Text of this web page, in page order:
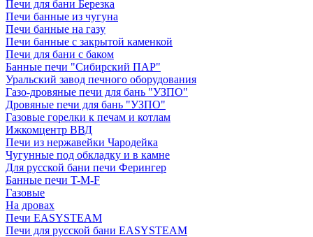
Печи для бани Березка
Печи банные из чугуна
Печи банные на газу
Печи банные с закрытой каменкой
Печи для бани с баком
Банные печи "Сибирский ПАР"
Уральский завод печного оборудования
Газо-дровяные печи для бань "УЗПО"
Дровяные печи для бань "УЗПО"
Газовые горелки к печам и котлам
Ижкомцентр ВВД
Печи из нержавейки Чародейка
Чугунные под обкладку и в камне
Для русской бани печи Ферингер
Банные печи T-M-F
Газовые
На дровах
Печи EASYSTEAM
Печи для русской бани EASYSTEAM